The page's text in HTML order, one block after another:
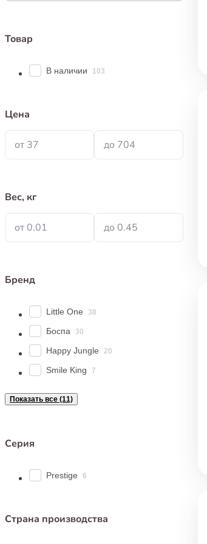
Товар
В наличии 103
Цена
от 37 до 704
Вес, кг
от 0.01 до 0.45
Бренд
Little One 38
Боспа 30
Happy Jungle 20
Smile King 7
Показать все (11)
Серия
Prestige 6
Страна производства